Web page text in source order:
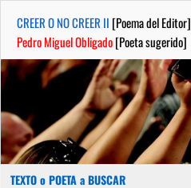
CREER O NO CREER II [Poema del Editor]
Pedro Miguel Obligado[Poeta sugerido]
Buscar: